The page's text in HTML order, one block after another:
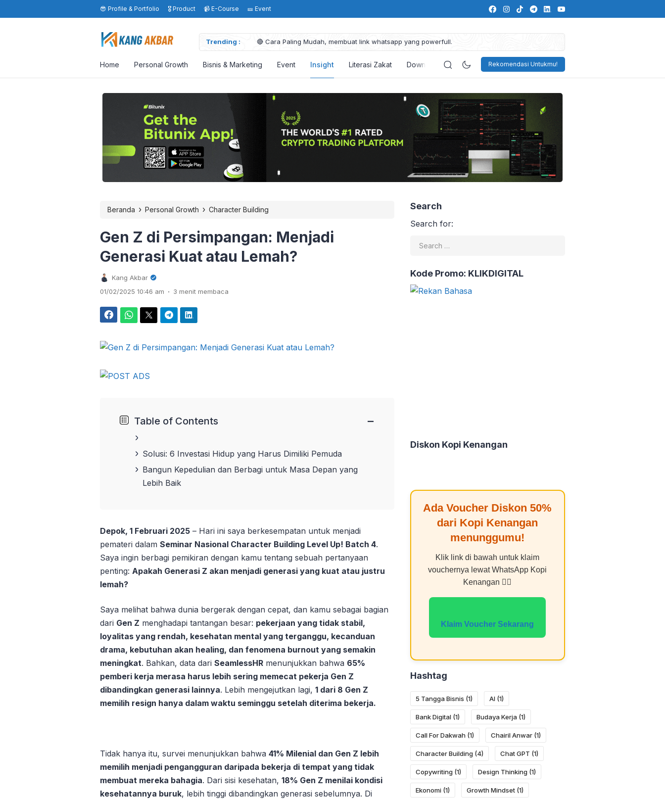
😎 Profile & Portfolio 🎖️ Product 📹 E-Course 🎫 Event
Trending :
🔴 Cara Paling Mudah, membuat link whatsapp yang powerfull.
5 Hal penting tentang Prinsip Pareto dalam Marketing
Visi Misi Pernikahanku Sudah Ada Dalam Al-Qur’an !
Rekomendasi Untukmu!
Home Personal Growth Bisnis & Marketing Event Insight Literasi Zakat Download
Beranda › Personal Growth › Character Building
Gen Z di Persimpangan: Menjadi
Generasi Kuat atau Lemah?
Kang Akbar
01/02/2025 10:46 am . 3 menit membaca
Table of Contents −
Solusi: 6 Investasi Hidup yang Harus Dimiliki Pemuda
Bangun Kepedulian dan Berbagi untuk Masa Depan yang
Lebih Baik
Depok, 1 Februari 2025 – Hari ini saya berkesempatan untuk menjadi
pemateri dalam Seminar Nasional Character Building Level Up! Batch 4.
Saya ingin berbagi pemikiran dengan kamu tentang sebuah pertanyaan
penting: Apakah Generasi Z akan menjadi generasi yang kuat atau justru
lemah?
Saya melihat bahwa dunia bergerak dengan cepat, dan kamu sebagai bagian
dari Gen Z menghadapi tantangan besar: pekerjaan yang tidak stabil,
loyalitas yang rendah, kesehatan mental yang terganggu, kecanduan
drama, kebutuhan akan healing, dan fenomena burnout yang semakin
meningkat. Bahkan, data dari SeamlessHR menunjukkan bahwa 65%
pemberi kerja merasa harus lebih sering memecat pekerja Gen Z
dibandingkan generasi lainnya. Lebih mengejutkan lagi, 1 dari 8 Gen Z
memilih resign hanya dalam waktu seminggu setelah diterima bekerja.
Tidak hanya itu, survei menunjukkan bahwa 41% Milenial dan Gen Z lebih
memilih menjadi pengangguran daripada bekerja di tempat yang tidak
membuat mereka bahagia. Dari sisi kesehatan, 18% Gen Z menilai kondisi
kesehatannya buruk, lebih tinggi dibandingkan generasi sebelumnya. Di
Search
Search for:
Kode Promo: KLIKDIGITAL
Diskon Kopi Kenangan
Ada Voucher Diskon50%
dari Kopi Kenangan
menunggumu!
Klik link di bawah untuk klaim
vouchernya lewat WhatsApp Kopi
Kenangan 👇🏻
Klaim Voucher Sekarang
Hashtag
5 Tangga Bisnis (1) AI(1)
Bank Digital(1) Budaya Kerja(1)
Call For Dakwah(1) Chairil Anwar(1)
Character Building(4) Chat GPT (1)
Copywriting(1) Design Thinking(1)
Ekonomi(1) Growth Mindset(1)